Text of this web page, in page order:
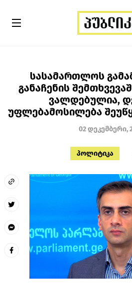
სასამართლოს
განაჩენის
ვალდებულია,
უფლებამოსილება
02 დეკემბერი,
პოლიტიკა